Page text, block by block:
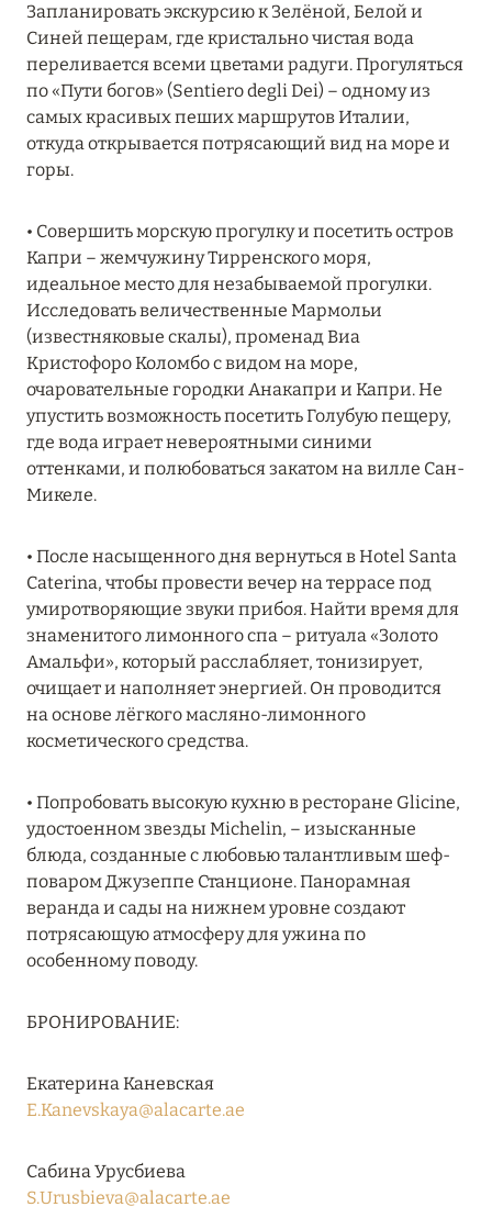
13 февраля 2025
MANDARIN ORIENTAL JUMEIRA, DUBAI:
СКИДКИ ДО 30 % ОТ СУММЫ КОНТРАКТА НА
РАЗМЕЩЕНИЕ ВЕСНОЙ
Подробнее
11 декабря 2024
RIXOS PREMIUM SAADIYAT ISLAND ABU DHABI:
КОНЦЕПЦИЯ «ВСЁ ВКЛЮЧЕНО – ВСЁ
ЭКСКЛЮЗИВНО»
Подробнее
27 сентября 2024
HÔTEL BARRIÈRE LES NEIGES
27 сентября 2024
HÔTEL BARRIÈRE LES NEIGES
Подробнее
27 сентября 2024
Подробнее
RIXOS PREMIUM SAADIYAT ISLAND ABU DHABI:
КОНЦЕПЦИЯ «ВСЁ ВКЛЮЧЕНО – ВСЁ
Подробнее
20 августа 2024
И ULTIMA COURCHEVEL
Подробнее
Запланировать экскурсию к Зелёной, Белой и
Синей пещерам, где кристально чистая вода
переливается всеми цветами радуги. Прогуляться
по «Пути богов» (Sentiero degli Dei) – одному из
самых красивых пеших маршрутов Италии,
откуда открывается потрясающий вид на море и
горы.
• Совершить морскую прогулку и посетить остров
Капри – жемчужину Тирренского моря,
идеальное место для незабываемой прогулки.
Исследовать величественные Мармольи
(известняковые скалы), променад Виа
Кристофоро Коломбо с видом на море,
очаровательные городки Анакапри и Капри. Не
упустить возможность посетить Голубую пещеру,
где вода играет невероятными синими
оттенками, и полюбоваться закатом на вилле Сан-
Микеле.
• После насыщенного дня вернуться в Hotel Santa
Caterina, чтобы провести вечер на террасе под
умиротворяющие звуки прибоя. Найти время для
знаменитого лимонного спа – ритуала «Золото
Амальфи», который расслабляет, тонизирует,
очищает и наполняет энергией. Он проводится
на основе лёгкого масляно-лимонного
косметического средства.
• Попробовать высокую кухню в ресторане Glicine,
удостоенном звезды Michelin, – изысканные
блюда, созданные с любовью талантливым шеф-
поваром Джузеппе Станционе. Панорамная
веранда и сады на нижнем уровне создают
потрясающую атмосферу для ужина по
особенному поводу.
БРОНИРОВАНИЕ:
Екатерина Каневская
E.Kanevskaya@alacarte.ae
Сабина Урусбиева
S.Urusbieva@alacarte.ae